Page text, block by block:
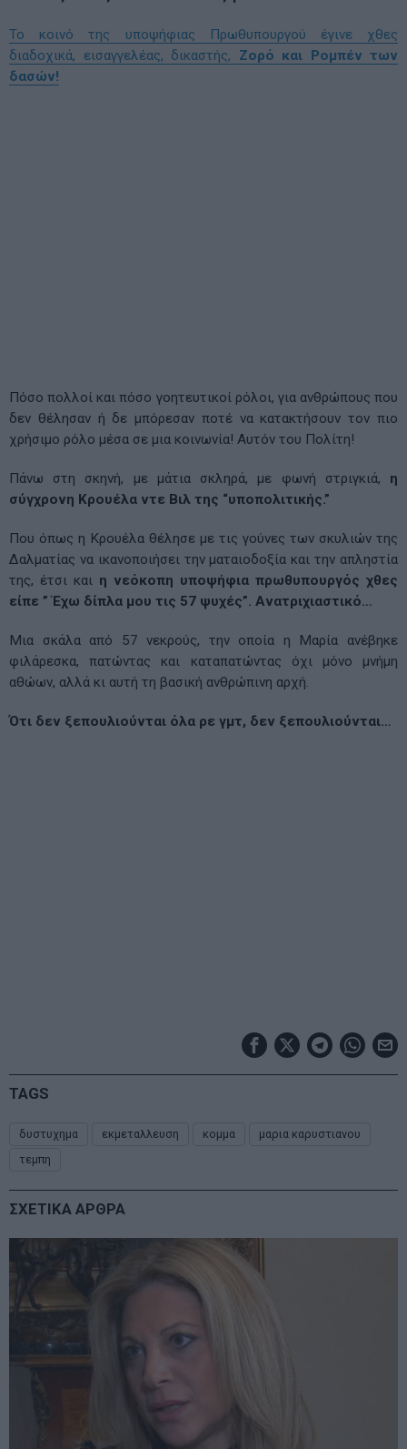
Το κοινό της υποψήφιας Πρωθυπουργού έγινε χθες
διαδοχικά, εισαγγελέας, δικαστής, Ζορό και Ρομπέν των
δασών!
Πόσο πολλοί και πόσο γοητευτικοί ρόλοι, για ανθρώπους που
δεν θέλησαν ή δε μπόρεσαν ποτέ να κατακτήσουν τον πιο
χρήσιμο ρόλο μέσα σε μια κοινωνία! Αυτόν του Πολίτη!
Πάνω στη σκηνή, με μάτια σκληρά, με φωνή στριγκιά, η
σύγχρονη Κρουέλα ντε Βιλ της “υποπολιτικής.”
Που όπως η Κρουέλα θέλησε με τις γούνες των σκυλιών της
Δαλματίας να ικανοποιήσει την ματαιοδοξία και την απληστία
της, έτσι και η νεόκοπη υποψήφια πρωθυπουργός χθες
είπε ” Έχω δίπλα μου τις 57 ψυχές”. Ανατριχιαστικό…
Μια σκάλα από 57 νεκρούς, την οποία η Μαρία ανέβηκε
φιλάρεσκα, πατώντας και καταπατώντας όχι μόνο μνήμη
αθώων, αλλά κι αυτή τη βασική ανθρώπινη αρχή.
Ότι δεν ξεπουλιούνται όλα ρε γμτ, δεν ξεπουλιούνται…
TAGS
δυστυχημα εκμεταλλευση κομμα
μαρια καρυστιανου
τεμπη
ΣΧΕΤΙΚΑ ΑΡΘΡΑ